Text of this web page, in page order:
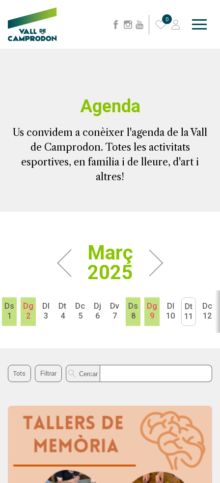
0
Agenda
Us convidem a conèixer l'agenda de la Vall
de Camprodon. Totes les activitats
esportives, en família i de lleure, d'art i
altres!
Març
2025
Ds
1
Dg
2
Dl
3
Dt
4
Dc
5
Dj
6
Dv
7
Ds
8
Dg
9
Dl
10
Dt
11
Dc
12
Tots Filtrar Cercar